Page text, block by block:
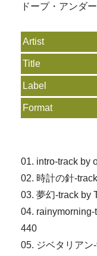
ドープ・アンダ
Artist
Title
Label
Format
01. intro-track by
02. 時計の針-
03. 夢幻-track by
04.
440
05. ジベタリアン